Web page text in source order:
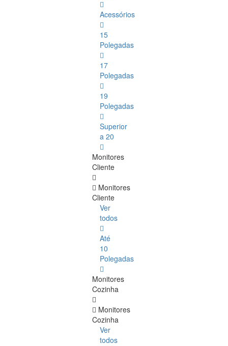
Acessórios
15
Polegadas
17
Polegadas
19
Polegadas
Superior
a 20
Monitores
Cliente
Monitores
Cliente
Ver
todos
Até
10
Polegadas
Monitores
Cozinha
Monitores
Cozinha
Ver
todos